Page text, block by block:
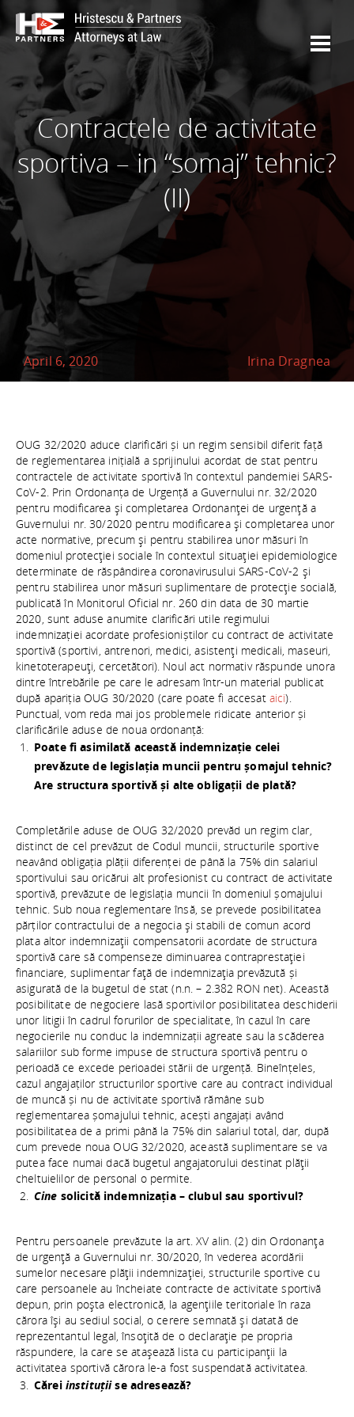
Contractele de activitate
sportiva – in “somaj” tehnic?
(II)
April 6, 2020 Irina Dragnea
OUG 32/2020 aduce clarificări și un regim sensibil diferit față
de reglementarea inițială a sprijinului acordat de stat pentru
contractele de activitate sportivă în contextul pandemiei SARS-
CoV-2. Prin Ordonanța de Urgență a Guvernului nr. 32/2020
pentru modificarea şi completarea Ordonanţei de urgenţă a
Guvernului nr. 30/2020 pentru modificarea şi completarea unor
acte normative, precum şi pentru stabilirea unor măsuri în
domeniul protecţiei sociale în contextul situaţiei epidemiologice
determinate de răspândirea coronavirusului SARS-CoV-2 şi
pentru stabilirea unor măsuri suplimentare de protecţie socială,
publicată în Monitorul Oficial nr. 260 din data de 30 martie
2020, sunt aduse anumite clarificări utile regimului
indemnizației acordate profesioniștilor cu contract de activitate
sportivă (sportivi, antrenori, medici, asistenţi medicali, maseuri,
kinetoterapeuţi, cercetători). Noul act normativ răspunde unora
dintre întrebările pe care le adresam într-un material publicat
după apariția OUG 30/2020 (care poate fi accesat aici).
Punctual, vom reda mai jos problemele ridicate anterior și
clarificările aduse de noua ordonanță:
Poate fi asimilată această indemnizație celei
prevăzute de legislația muncii pentru șomajul tehnic?
Are structura sportivă și alte obligații de plată?
Completările aduse de OUG 32/2020 prevăd un regim clar,
distinct de cel prevăzut de Codul muncii, structurile sportive
neavând obligația plății diferenței de până la 75% din salariul
sportivului sau oricărui alt profesionist cu contract de activitate
sportivă, prevăzute de legislația muncii în domeniul șomajului
tehnic. Sub noua reglementare însă, se prevede posibilitatea
părților contractului de a negocia şi stabili de comun acord
plata altor indemnizaţii compensatorii acordate de structura
sportivă care să compenseze diminuarea contraprestaţiei
financiare, suplimentar faţă de indemnizaţia prevăzută și
asigurată de la bugetul de stat (n.n. – 2.382 RON net). Această
posibilitate de negociere lasă sportivilor posibilitatea deschiderii
unor litigii în cadrul forurilor de specialitate, în cazul în care
negocierile nu conduc la indemnizații agreate sau la scăderea
salariilor sub forme impuse de structura sportivă pentru o
perioadă ce excede perioadei stării de urgență. Bineînțeles,
cazul angajaților structurilor sportive care au contract individual
de muncă și nu de activitate sportivă rămâne sub
reglementarea șomajului tehnic, acești angajați având
posibilitatea de a primi până la 75% din salariul total, dar, după
cum prevede noua OUG 32/2020, această suplimentare se va
putea face numai dacă bugetul angajatorului destinat plăţii
cheltuielilor de personal o permite.
Cine solicită indemnizația – clubul sau sportivul?
Pentru persoanele prevăzute la art. XV alin. (2) din Ordonanţa
de urgenţă a Guvernului nr. 30/2020, în vederea acordării
sumelor necesare plăţii indemnizaţiei, structurile sportive cu
care persoanele au încheiate contracte de activitate sportivă
depun, prin poşta electronică, la agenţiile teritoriale în raza
cărora îşi au sediul social, o cerere semnată şi datată de
reprezentantul legal, însoţită de o declaraţie pe propria
răspundere, la care se ataşează lista cu participanţii la
activitatea sportivă cărora le-a fost suspendată activitatea.
Căreiinstituțiise adresează?